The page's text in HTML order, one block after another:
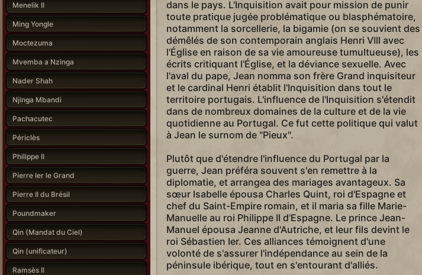
Menelik II
Ming Yongle
Moctezuma
Mvemba a Nzinga
Nader Shah
Njinga Mbandi
Pachacutec
Périclès
Philippe II
Pierre Ier le Grand
Pierre II du Brésil
Poundmaker
Qin (Mandat du Ciel)
Qin (unificateur)
Ramsès II
dans le pays. L'Inquisition avait pour mission de punir
toute pratique jugée problématique ou blasphématoire,
notamment la sorcellerie, la bigamie (on se souvient des
démêlés de son contemporain anglais Henri VIII avec
l'Église en raison de sa vie amoureuse tumultueuse), les
écrits critiquant l'Église, et la déviance sexuelle. Avec
l'aval du pape, Jean nomma son frère Grand inquisiteur
et le cardinal Henri établit l'Inquisition dans tout le
territoire portugais. L'influence de l'Inquisition s'étendit
dans de nombreux domaines de la culture et de la vie
quotidienne au Portugal. Ce fut cette politique qui valut
à Jean le surnom de ''Pieux''.
Plutôt que d'étendre l'influence du Portugal par la
guerre, Jean préféra souvent s'en remettre à la
diplomatie, et arrangea des mariages avantageux. Sa
sœur Isabelle épousa Charles Quint, roi d'Espagne et
chef du Saint-Empire romain, et il maria sa fille Marie-
Manuelle au roi Philippe II d'Espagne. Le prince Jean-
Manuel épousa Jeanne d'Autriche, et leur fils devint le
roi Sébastien Ier. Ces alliances témoignent d'une
volonté de s'assurer l'indépendance au sein de la
péninsule ibérique, tout en s'entourant d'alliés.